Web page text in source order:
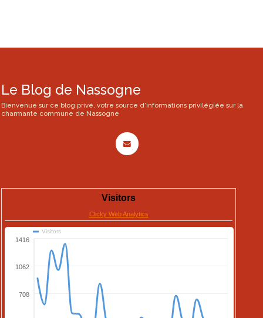
Le Blog de Nassogne
Bienvenue sur ce blog privé, votre source d'informations privilégiée sur la
charmante commune de Nassogne